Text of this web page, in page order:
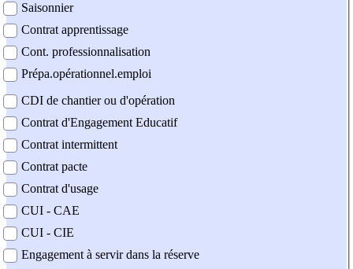
Saisonnier
Contrat apprentissage
Cont. professionnalisation
Prépa.opérationnel.emploi
CDI de chantier ou d'opération
Contrat d'Engagement Educatif
Contrat intermittent
Contrat pacte
Contrat d'usage
CUI - CAE
CUI - CIE
Engagement à servir dans la réserve